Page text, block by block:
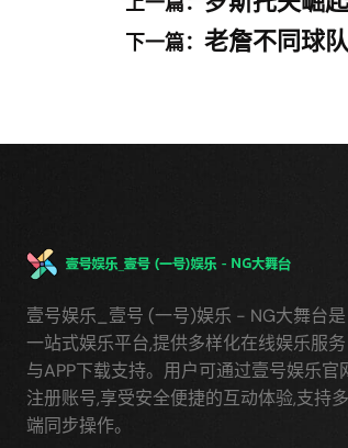
下一篇： 老詹不同球
壹号娱乐_壹号 (一号)娱乐 - NG大舞台是
一站式娱乐平台,提供多样化在线娱乐服务
与APP下载支持。用户可通过壹号娱乐官
注册账号,享受安全便捷的互动体验,支持多
端同步操作。